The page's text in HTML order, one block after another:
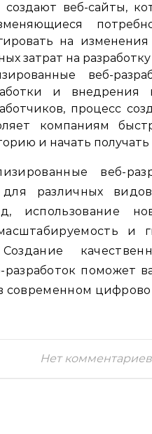
создают веб-сайты,
на
затрат на
веб-
и внедрения
процесс
компаниям
и начать
веб-
различных
использование
и
разработок поможет
современном
Нет комментариев